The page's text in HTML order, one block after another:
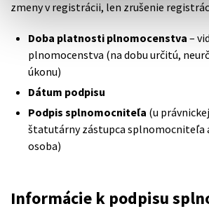
zmeny v registrácii, len zrušenie
Doba platnosti plnomocenstva –
plnomocenstva (na dobu určitú,
úkonu)
Dátum podpisu
Podpis splnomocniteľa (u
štatutárny zástupca splnomocniteľa
osoba)
Informácie k podpisu